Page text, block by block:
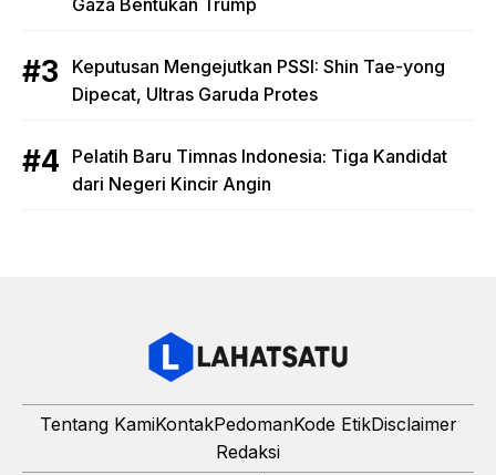
Gaza Bentukan Trump
Keputusan Mengejutkan PSSI: Shin Tae-yong
Dipecat, Ultras Garuda Protes
Pelatih Baru Timnas Indonesia: Tiga Kandidat
dari Negeri Kincir Angin
Tentang KamiKontakPedomanKode EtikDisclaimer
Redaksi